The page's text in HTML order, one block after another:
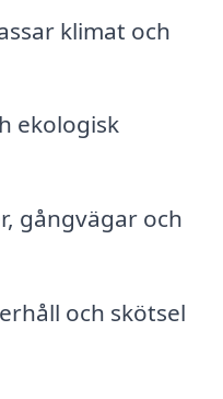
klimat och
ekologisk
gångvägar och
och skötsel